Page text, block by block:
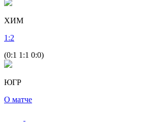
ХИМ
1 :2
(0:1 1:1 0:0)
ЮГР
О матче